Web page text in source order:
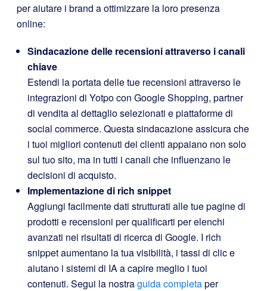
per aiutare i brand a ottimizzare la loro presenza
online:
Sindacazione delle recensioni attraverso i canali
chiave
Estendi la portata delle tue recensioni attraverso le
integrazioni di Yotpo con Google Shopping, partner
di vendita al dettaglio selezionati e piattaforme di
social commerce. Questa sindacazione assicura che
i tuoi migliori contenuti dei clienti appaiano non solo
sul tuo sito, ma in tutti i canali che influenzano le
decisioni di acquisto.
Implementazione di rich snippet
Aggiungi facilmente dati strutturati alle tue pagine di
prodotti e recensioni per qualificarti per elenchi
avanzati nei risultati di ricerca di Google. I rich
snippet aumentano la tua visibilità, i tassi di clic e
aiutano i sistemi di IA a capire meglio i tuoi
contenuti. Segui la nostraguida completaper